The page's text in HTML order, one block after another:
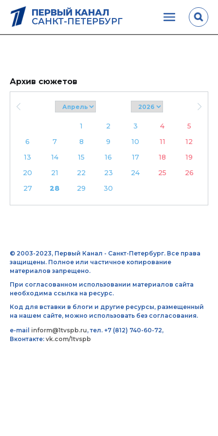
ПЕРВЫЙ КАНАЛ
САНКТ-ПЕТЕРБУРГ
Архив сюжетов
1 2 3 4
5
6
7 8 9 10 11
12
13
14 15 16 17 18
19
20
21 22 23 24 25
26
27
28 29 30
© 2003-2023, Первый Канал - Санкт-Петербург. Все права
защищены. Полное или частичное копирование
материалов запрещено.
При согласованном использовании материалов сайта
необходима ссылка на ресурс.
Код для вставки в блоги и другие ресурсы, размещенный
на нашем сайте, можно использовать без согласования.
e-mail inform@1tvspb.ru, тел. +7 (812) 740-60-72,
Вконтакте: vk.com/1tvspb